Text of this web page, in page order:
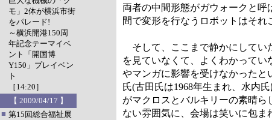
モ」2体が横浜市街
をパレード!
～横浜開港150周
年記念テーマイベ
ント「開国博
Y150」プレイベン
ト
［14:20］
【 2009/04/17 】
■ 第15回総合福祉展
両者の中間形態がガウォークと
間で変形を行なうロボットはそれ
そして、ここまで静かにしてい
を見ていなくて、よくわかって
やマンガに影響を受けなかったと
氏(古田氏は1968年生まれ、水内
がマクロスとバルキリーの素晴
ない雰囲気に、会場は笑いに包ま